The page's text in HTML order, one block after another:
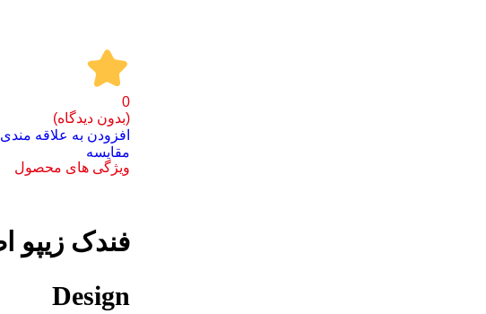
0
(بدون دیدگاه)
افزودن به علاقه مندی
مقايسه
ویژگی های محصول
Design